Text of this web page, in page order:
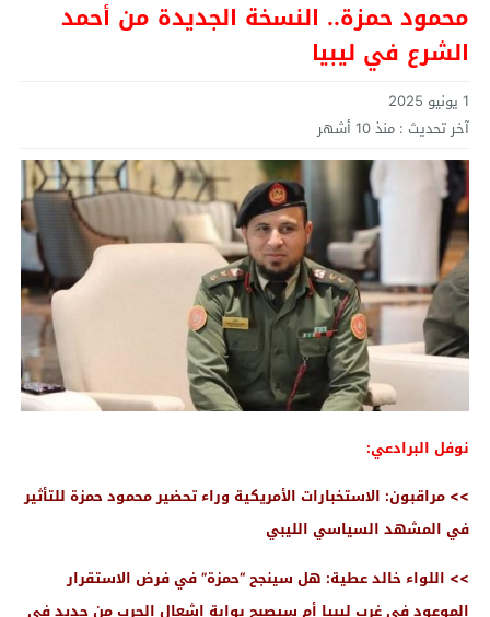
محمود حمزة.. النسخة الجديدة من أحمد
الشرع في ليبيا
1 يونيو 2025
آخر تحديث : منذ 10 أشهر
نوفل البرادعي:
>> مراقبون: الاستخبارات الأمريكية وراء تحضير محمود حمزة للتأثير
في المشهد السياسي الليبي
>> اللواء خالد عطية: هل سينجح “حمزة” في فرض الاستقرار
الموعود في غرب ليبيا أم سيصبح بوابة إشعال الحرب من جديد في